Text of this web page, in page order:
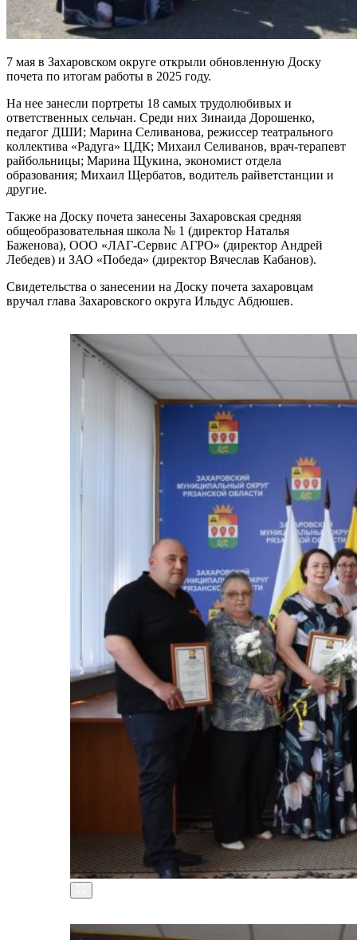
7 мая в Захаровском округе открыли обновленную Доску
почета по итогам работы в 2025 году.
На нее занесли портреты 18 самых трудолюбивых и
ответственных сельчан. Среди них Зинаида Дорошенко,
педагог ДШИ; Марина Селиванова, режиссер театрального
коллектива «Радуга» ЦДК; Михаил Селиванов, врач-терапевт
райбольницы; Марина Щукина, экономист отдела
образования; Михаил Щербатов, водитель райветстанции и
другие.
Также на Доску почета занесены Захаровская средняя
общеобразовательная школа № 1 (директор Наталья
Баженова), ООО «ЛАГ-Сервис АГРО» (директор Андрей
Лебедев) и ЗАО «Победа» (директор Вячеслав Кабанов).
Свидетельства о занесении на Доску почета захаровцам
вручал глава Захаровского округа Ильдус Абдюшев.